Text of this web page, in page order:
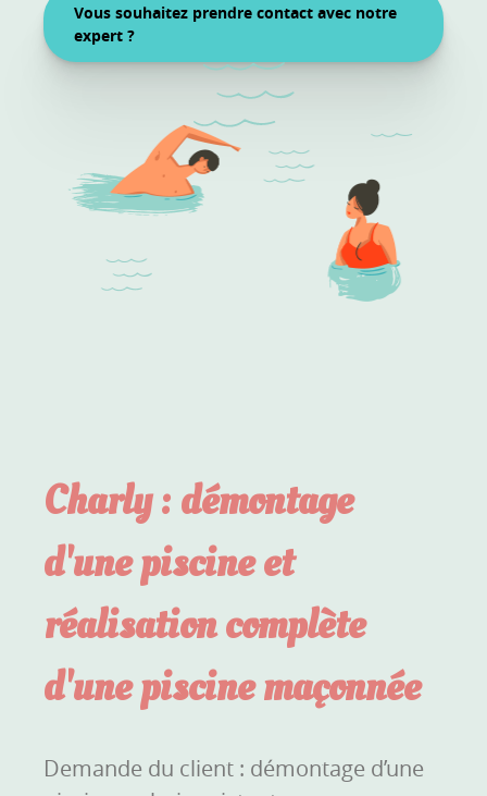
Vous souhaitez prendre contact avec notre
expert ?
Charly : démontage
d'une piscine et
réalisation complète
d'une piscine maçonnée
Demande du client : démontage d’une